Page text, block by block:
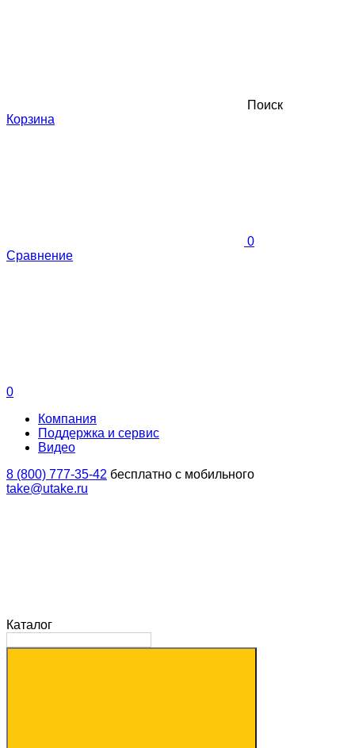
Поиск
Корзина
0
Сравнение
0
Компания
Поддержка и сервис
Видео
8 (800) 777-35-42 бесплатно с мобильного
take@utake.ru
Каталог